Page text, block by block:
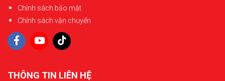
Chính sách bảo mật
Chính sách vận chuyển
THÔNG TIN LIÊN HỆ